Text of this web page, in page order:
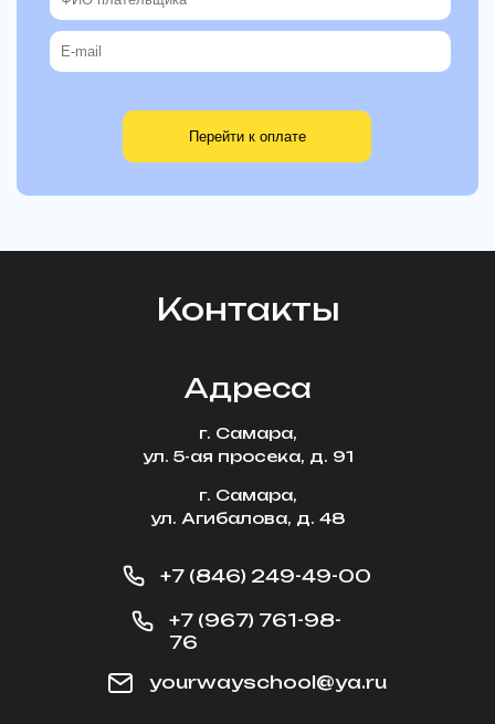
Контакты
Адреса
г. Самара,
ул. 5-ая просека, д. 91
г. Самара,
ул. Агибалова, д. 48
+7 (846) 249-49-00
+7 (967) 761-98-
76
yourwayschool@ya.ru